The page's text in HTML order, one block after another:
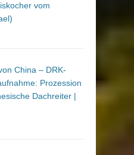
vom
China – DRK-
Prozession
Dachreiter |